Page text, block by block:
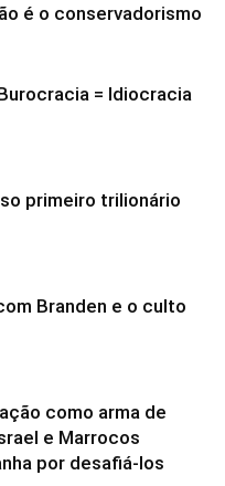
é o conservadorismo
= Idiocracia
primeiro trilionário
Branden e o culto
como arma de
e Marrocos
por desafiá-los